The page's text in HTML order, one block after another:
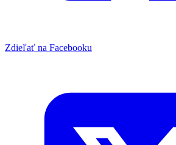
Zdieľať na Facebooku